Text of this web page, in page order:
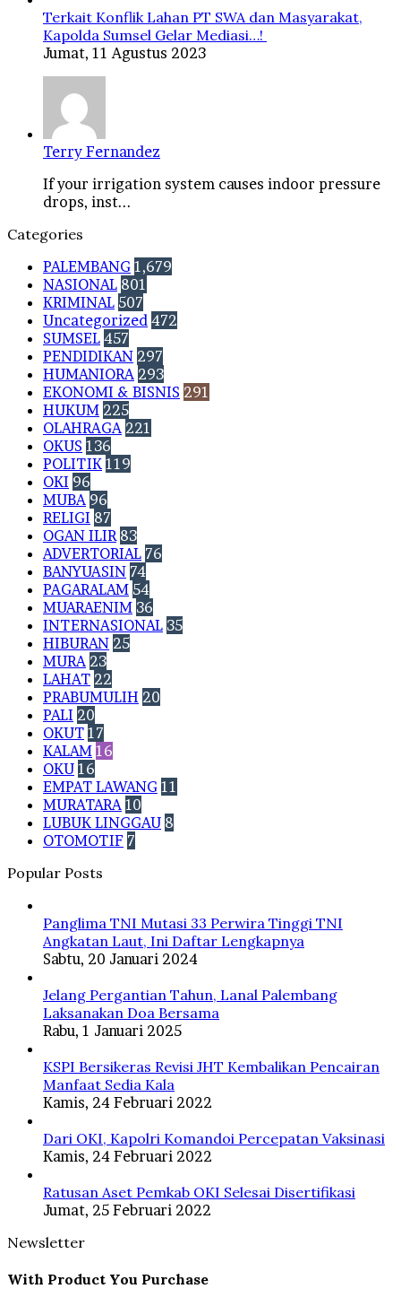
Terkait Konflik Lahan PT SWA dan Masyarakat,
Kapolda Sumsel Gelar Mediasi…!
Jumat, 11 Agustus 2023
Terry Fernandez
If your irrigation system causes indoor pressure
drops, inst...
Categories
PALEMBANG 1,679
NASIONAL 801
KRIMINAL 507
Uncategorized 472
SUMSEL 457
PENDIDIKAN 297
HUMANIORA 293
EKONOMI & BISNIS 291
HUKUM 225
OLAHRAGA 221
OKUS 136
POLITIK 119
OKI 96
MUBA 96
RELIGI 87
OGAN ILIR 83
ADVERTORIAL 76
BANYUASIN 74
PAGARALAM 54
MUARAENIM 36
INTERNASIONAL 35
HIBURAN 25
MURA 23
LAHAT 22
PRABUMULIH 20
PALI 20
OKUT 17
KALAM 16
OKU 16
EMPAT LAWANG 11
MURATARA 10
LUBUK LINGGAU 8
OTOMOTIF 7
Popular Posts
Panglima TNI Mutasi 33 Perwira Tinggi TNI
Angkatan Laut, Ini Daftar Lengkapnya
Sabtu, 20 Januari 2024
Jelang Pergantian Tahun, Lanal Palembang
Laksanakan Doa Bersama
Rabu, 1 Januari 2025
KSPI Bersikeras Revisi JHT Kembalikan Pencairan
Manfaat Sedia Kala
Kamis, 24 Februari 2022
Dari OKI, Kapolri Komandoi Percepatan Vaksinasi
Kamis, 24 Februari 2022
Ratusan Aset Pemkab OKI Selesai Disertifikasi
Jumat, 25 Februari 2022
Newsletter
With Product You Purchase